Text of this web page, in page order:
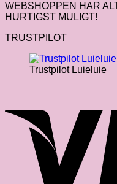
WEBSHOPPEN HAR
HURTIGST MULIGT!
TRUSTPILOT
Trustpilot Luieluie